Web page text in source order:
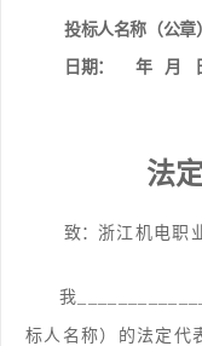
投标人名称（公章
日期： 年 月
法
致： 浙江机电职
我
标人名称）的法定代